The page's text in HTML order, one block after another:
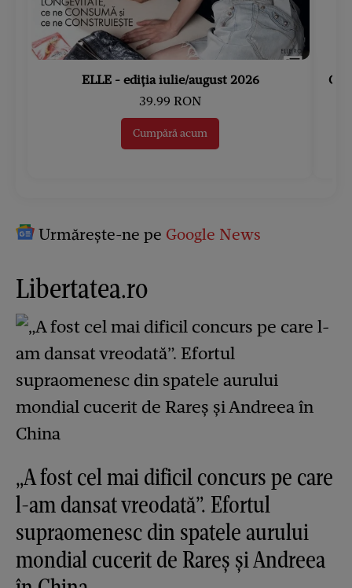
ELLE - ediția iulie/august 2026
39.99 RON
Cumpără acum
Urmărește-ne pe Google News
Libertatea.ro
„A fost cel mai dificil concurs pe care
l-am dansat vreodată”. Efortul
supraomenesc din spatele aurului
mondial cucerit de Rareș și Andreea